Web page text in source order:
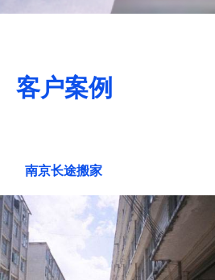
客户案例
南京长途搬家